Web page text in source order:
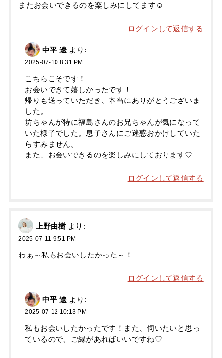
またお会いできるのを楽しみにしてます☺︎
ログインして返信する
中平 遼 より:
2025-07-10 8:31 PM
こちらこそです！
お会いできて嬉しかったです！
帰りも送っていただき、本当にありがとうございま
した。
坊ちゃんが特に福島さんのお兄ちゃんが気になって
いた様子でした。息子さんにご迷惑おかけしていた
らすみません。
また、お会いできるのを楽しみにしております♡
ログインして返信する
上野由樹 より:
2025-07-11 9:51 PM
わぁ～私もお会いしたかった～！
ログインして返信する
中平 遼 より:
2025-07-12 10:13 PM
私もお会いしたかったです！また、伺いたいと思っ
ているので、ご縁があればいいですね♡